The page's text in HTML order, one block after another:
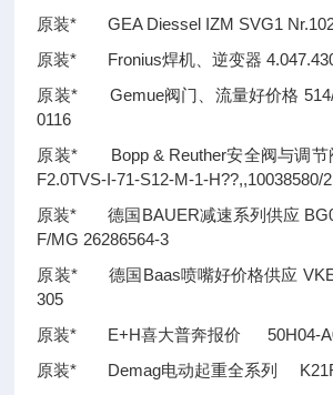
原装* GEA Diessel IZM SVG1
原装* Fronius焊机、逆变器
原装* Gemue阀门、流量好价格 514/
0116
原装* Bopp & Reuther安全阀与调
F2.0TVS-I-71-S12-M-1-H??,,10038580/
原装* 德国BAUER减速系列供应
F/MG 26286564-3
原装* 德国Baas喷嘴好价格供应
305
原装* E+H喜大普奔报价 50H04-
原装* Demag电动起重全系列